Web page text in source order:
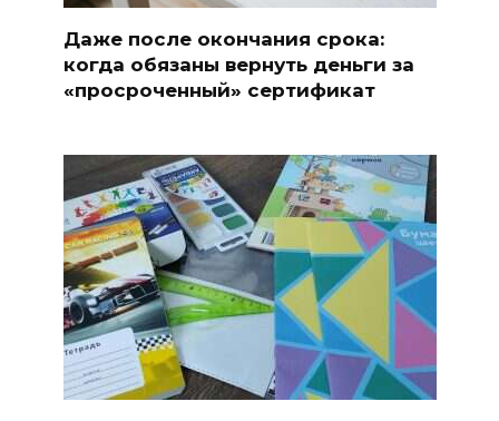
Даже после окончания срока:
когда обязаны вернуть деньги за
«просроченный» сертификат